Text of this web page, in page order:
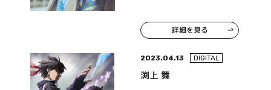
詳細を見る
2023.04.13 DIGITAL
渕上 舞